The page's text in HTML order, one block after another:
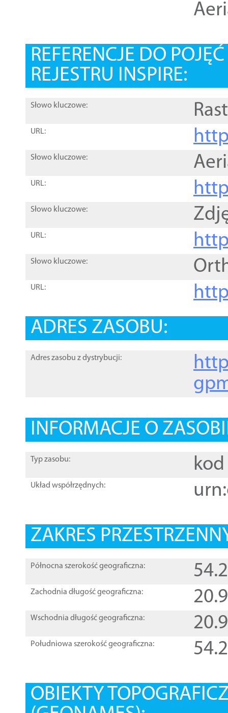
REFERENCJE DO
REJESTRU INSPIRE:
Słowo kluczowe:
URL:
Słowo kluczowe:
URL:
Słowo kluczowe:
URL:
Słowo kluczowe:
URL:
ADRES ZASOBU:
Adres zasobu z dystrybucji:
INFORMACJE O
Typ zasobu: kod
Układ współrzędnych:
ZAKRES
Północna szerokość geograficzna:
Zachodnia długość geograficzna:
Wschodnia długość geograficzna:
Południowa szerokość geograficzna:
OBIEKTY